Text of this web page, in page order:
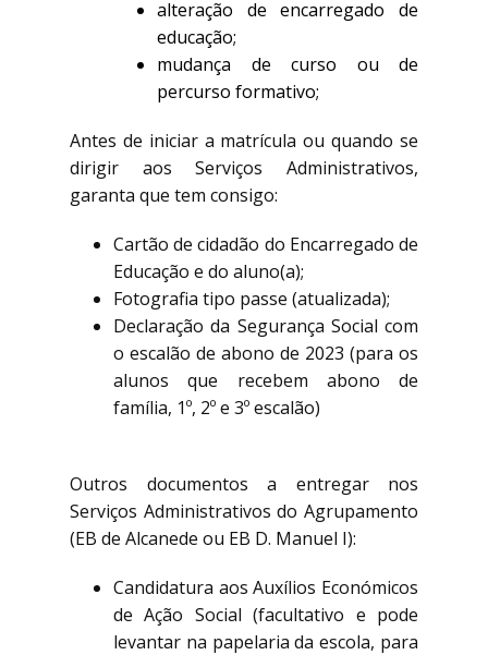
alteração de encarregado de
educação;
mudança de curso ou de
percurso formativo;
Antes de iniciar a matrícula ou quando se
dirigir aos Serviços Administrativos,
garanta que tem consigo:
Cartão de cidadão do Encarregado de
Educação e do aluno(a);
Fotografia tipo passe (atualizada);
Declaração da Segurança Social com
o escalão de abono de 2023 (para os
alunos que recebem abono de
família, 1º, 2º e 3º escalão)
Outros documentos a entregar nos
Serviços Administrativos do Agrupamento
(EB de Alcanede ou EB D. Manuel I):
Candidatura aos Auxílios Económicos
de Ação Social (facultativo e pode
levantar na papelaria da escola, para